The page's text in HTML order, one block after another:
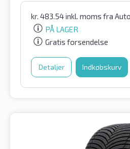
kr. 483.54inkl. moms fra
PÅ LAGER
Gratis forsendelse
Detaljer Indkøbskurv